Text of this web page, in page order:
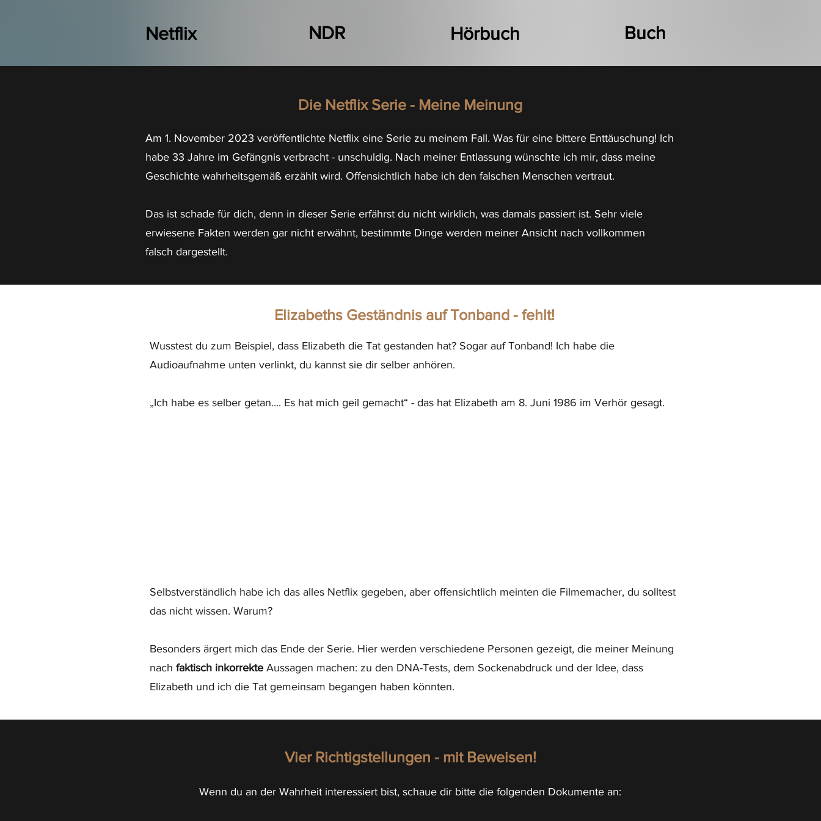
Netflix NDR Hörbuch Buch
Die Netflix Serie - Meine Meinung
Am 1. November 2023 veröffentlichte Netflix eine Serie zu meinem Fall. Was für eine bittere Enttäuschung! Ich
habe 33 Jahre im Gefängnis verbracht - unschuldig. Nach meiner Entlassung wünschte ich mir, dass meine
Geschichte wahrheitsgemäß erzählt wird. Offensichtlich habe ich den falschen Menschen vertraut.
Das ist schade für dich, denn in dieser Serie erfährst du nicht wirklich, was damals passiert ist. Sehr viele
erwiesene Fakten werden gar nicht erwähnt, bestimmte Dinge werden meiner Ansicht nach vollkommen
falsch dargestellt.
Elizabeths Geständnis auf Tonband - fehlt!
Wusstest du zum Beispiel, dass Elizabeth die Tat gestanden hat? Sogar auf Tonband! Ich habe die
Audioaufnahme unten verlinkt, du kannst sie dir selber anhören.
„Ich habe es selber getan.... Es hat mich geil gemacht“ - das hat Elizabeth am 8. Juni 1986 im Verhör gesagt.
Selbstverständlich habe ich das alles Netflix gegeben, aber offensichtlich meinten die Filmemacher, du solltest
das nicht wissen. Warum?
Besonders ärgert mich das Ende der Serie. Hier werden verschiedene Personen gezeigt, die meiner Meinung
nach faktisch inkorrekte Aussagen machen: zu den DNA-Tests, dem Sockenabdruck und der Idee, dass
Elizabeth und ich die Tat gemeinsam begangen haben könnten.
Vier Richtigstellungen - mit Beweisen!
Wenn du an der Wahrheit interessiert bist, schaue dir bitte die folgenden Dokumente an: